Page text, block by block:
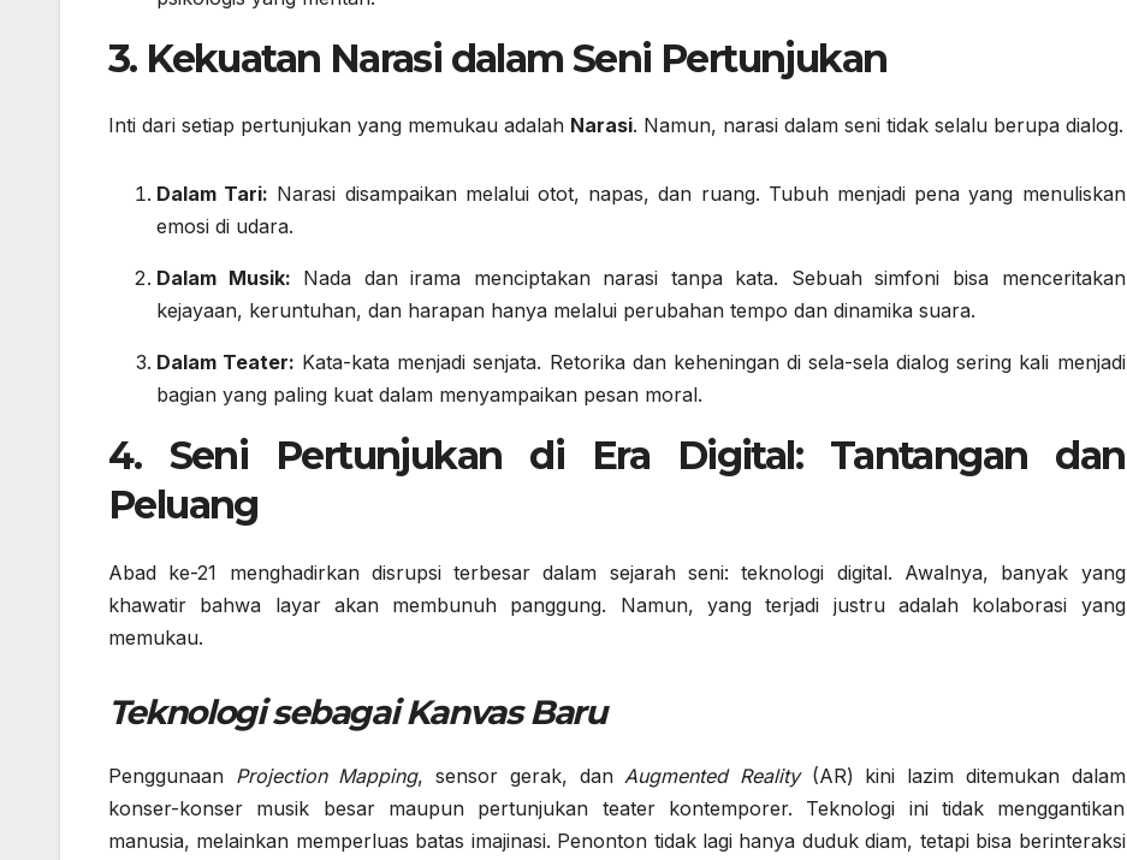
3. Kekuatan Narasi dalam Seni Pertunjukan
Inti dari setiap pertunjukan yang memukau adalah Narasi. Namun, narasi dalam seni tidak selalu berupa dialog.
Dalam Tari: Narasi disampaikan melalui otot, napas, dan ruang. Tubuh menjadi pena yang menuliskan
emosi di udara.
Dalam Musik: Nada dan irama menciptakan narasi tanpa kata. Sebuah simfoni bisa menceritakan
kejayaan, keruntuhan, dan harapan hanya melalui perubahan tempo dan dinamika suara.
Dalam Teater: Kata-kata menjadi senjata. Retorika dan keheningan di sela-sela dialog sering kali menjadi
bagian yang paling kuat dalam menyampaikan pesan moral.
4. Seni Pertunjukan di Era Digital: Tantangan dan
Peluang
Abad ke-21 menghadirkan disrupsi terbesar dalam sejarah seni: teknologi digital. Awalnya, banyak yang
khawatir bahwa layar akan membunuh panggung. Namun, yang terjadi justru adalah kolaborasi yang
memukau.
Teknologi sebagai Kanvas Baru
Penggunaan Projection Mapping, sensor gerak, danAugmented Reality(AR) kini lazim ditemukan dalam
konser-konser musik besar maupun pertunjukan teater kontemporer. Teknologi ini tidak menggantikan
manusia, melainkan memperluas batas imajinasi. Penonton tidak lagi hanya duduk diam, tetapi bisa berinteraksi